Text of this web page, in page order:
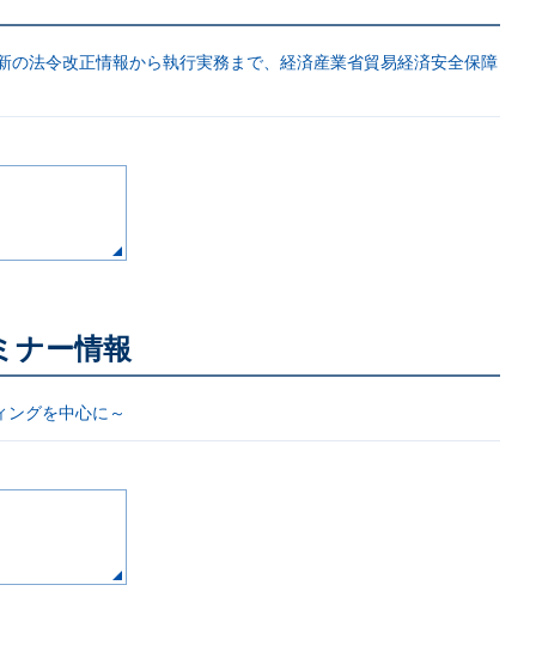
の法令改正情報から執行実務まで、経済産業省貿易経済安全保障
ナー情報
ングを中心に～